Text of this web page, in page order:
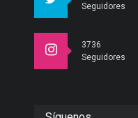
Seguidores
3736
Seguidores